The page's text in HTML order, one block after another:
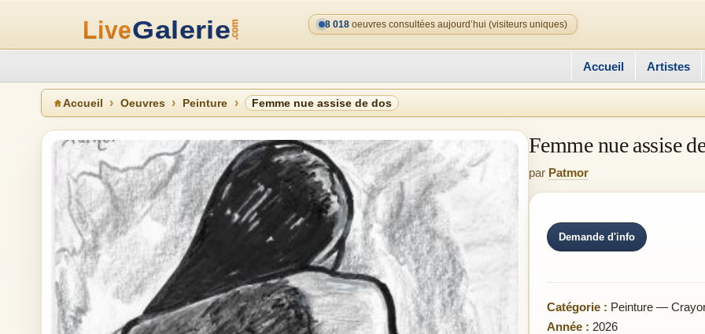
8 018 oeuvres consultées aujourd’hui (visiteurs uniques)
Accueil Artistes
Accueil Oeuvres Peinture Femme nue assise de dos
Femme nue assise
par Patmor
Demande d'info
Catégorie : Peinture —
Année : 2026